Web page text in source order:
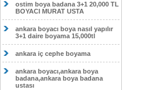
ostim boya badana 3+1 20,000 TL
BOYACI MURAT USTA
ankara boyacı boya nasıl yapılır
3+1 daire boyama 15,000tl
ankara iç cephe boyama
ankara boyacı,ankara boya
badana,ankara boya badana
ustası